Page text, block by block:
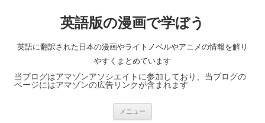
英語版の漫画で学ぼう
英語に翻訳された日本の漫画やライトノベルやアニメの情報を解り
やすくまとめています
当ブログはアマゾンアソシエイトに参加しており、当ブログの
ページにはアマゾンの広告リンクが含まれます
メニュー